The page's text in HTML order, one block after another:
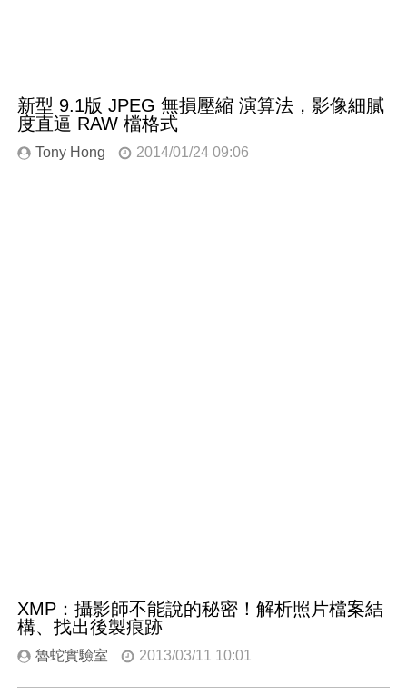
新型 9.1版 JPEG 無損壓縮 演算法，影像細膩
度直逼 RAW 檔格式
Tony Hong 2014/01/24 09:06
XMP：攝影師不能說的秘密！解析照片檔案結
構、找出後製痕跡
魯蛇實驗室 2013/03/11 10:01